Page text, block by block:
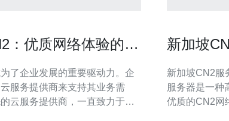
：优质网络体验的首
了企业发展的重要驱动力。企
服务提供商来支持其业务需
云服务提供商，一直致力于为
新加坡
新加坡CN2服务
服务器是一种
优质的CN2网